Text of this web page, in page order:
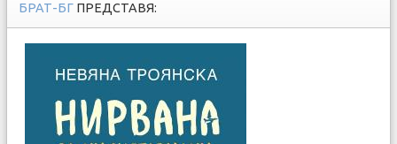
БРАТ-БГ ПРЕДСТАВЯ: